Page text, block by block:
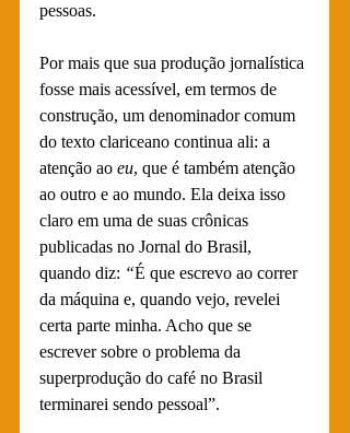
pessoas.
Por mais que sua produção jornalística
fosse mais acessível, em termos de
construção, um denominador comum
do texto clariceano continua ali: a
atenção ao eu, que é também atenção
ao outro e ao mundo. Ela deixa isso
claro em uma de suas crônicas
publicadas no Jornal do Brasil,
quando diz: “É que escrevo ao correr
da máquina e, quando vejo, revelei
certa parte minha. Acho que se
escrever sobre o problema da
superprodução do café no Brasil
terminarei sendo pessoal”.